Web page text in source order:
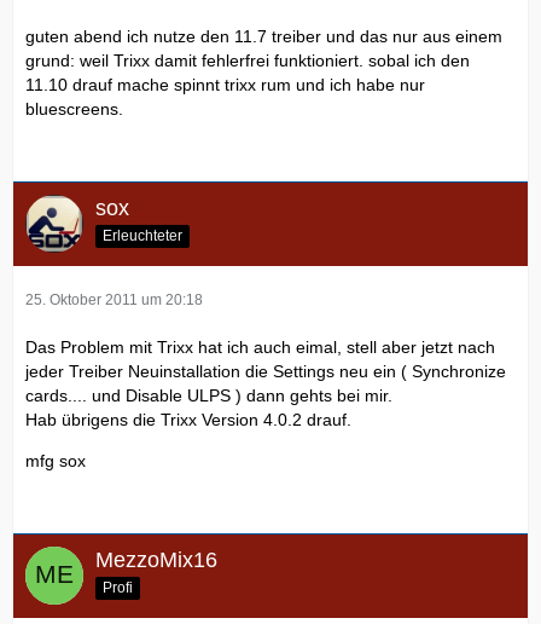
guten abend ich nutze den 11.7 treiber und das nur aus einem
grund: weil Trixx damit fehlerfrei funktioniert. sobal ich den
11.10 drauf mache spinnt trixx rum und ich habe nur
bluescreens.
sox
Erleuchteter
25. Oktober 2011 um 20:18
Das Problem mit Trixx hat ich auch eimal, stell aber jetzt nach
jeder Treiber Neuinstallation die Settings neu ein ( Synchronize
cards.... und Disable ULPS ) dann gehts bei mir.
Hab übrigens die Trixx Version 4.0.2 drauf.
mfg sox
MezzoMix16
Profi